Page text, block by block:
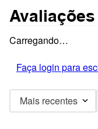
Avaliações
Carregando…
Faça login para
Mais recentes